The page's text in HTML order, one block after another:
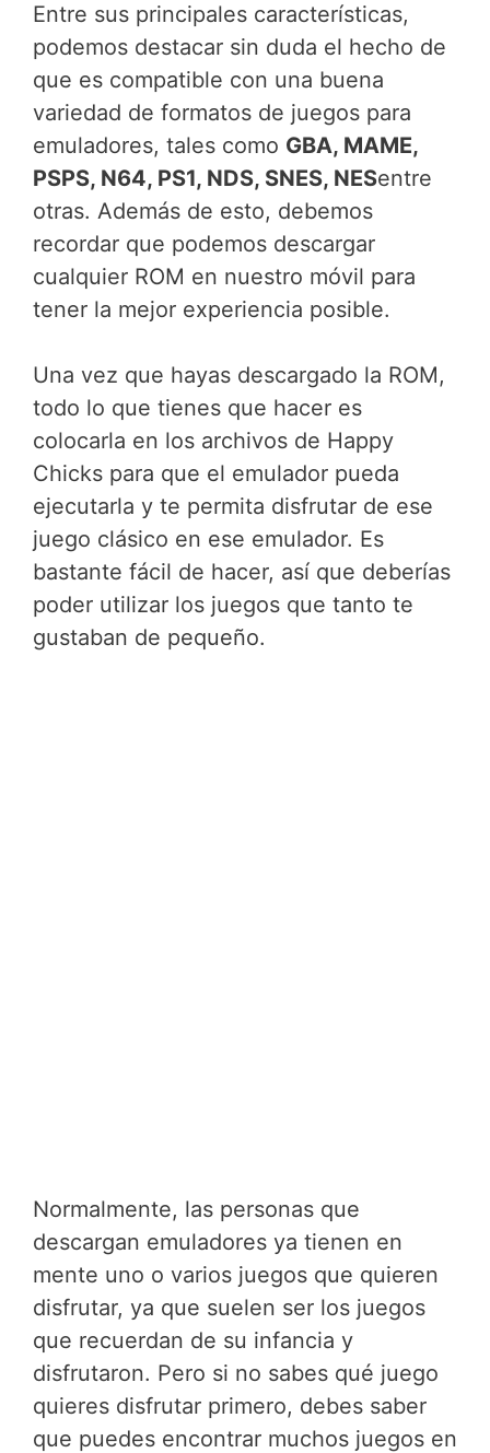
Entre sus principales características,
podemos destacar sin duda el hecho de
que es compatible con una buena
variedad de formatos de juegos para
emuladores, tales como GBA, MAME,
PSPS, N64, PS1, NDS, SNES, NESentre
otras. Además de esto, debemos
recordar que podemos descargar
cualquier ROM en nuestro móvil para
tener la mejor experiencia posible.
Una vez que hayas descargado la ROM,
todo lo que tienes que hacer es
colocarla en los archivos de Happy
Chicks para que el emulador pueda
ejecutarla y te permita disfrutar de ese
juego clásico en ese emulador. Es
bastante fácil de hacer, así que deberías
poder utilizar los juegos que tanto te
gustaban de pequeño.
Normalmente, las personas que
descargan emuladores ya tienen en
mente uno o varios juegos que quieren
disfrutar, ya que suelen ser los juegos
que recuerdan de su infancia y
disfrutaron. Pero si no sabes qué juego
quieres disfrutar primero, debes saber
que puedes encontrar muchos juegos en